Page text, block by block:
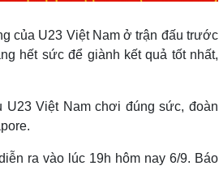
của U23 Việt Nam ở trận đấu trước
hết sức để giành kết quả tốt nhất,
Việt Nam chơi đúng sức, đoàn
ra vào lúc 19h hôm nay 6/9. Báo